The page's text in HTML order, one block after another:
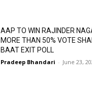
AAP TO WIN RAJINDER
MORE THAN 50% VOTE
BAAT EXIT POLL
Pradeep Bhandari - June 23,